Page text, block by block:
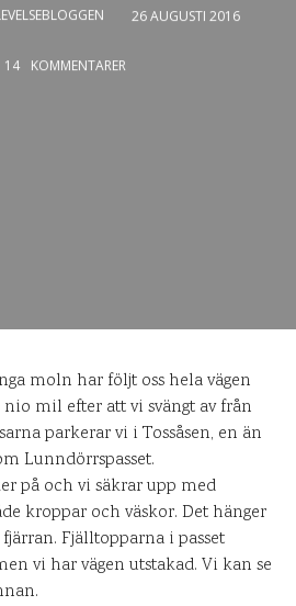
26 AUGUSTI 2016
14 KOMMENTARER
moln har följt oss hela vägen
nio mil efter att vi svängt av från
parkerar vi i Tossåsen, en än
Lunndörrspasset.
på och vi säkrar upp med
kroppar och väskor. Det hänger
Fjälltopparna i passet
vi har vägen utstakad. Vi kan se